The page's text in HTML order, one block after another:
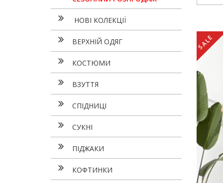
НОВІ КОЛЕКЦІЇ
ВЕРХНІЙ ОДЯГ
КОСТЮМИ
ВЗУТТЯ
СПІДНИЦІ
СУКНI
ПІДЖАКИ
КОФТИНКИ
SALE